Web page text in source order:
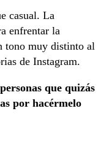
casual. La
enfrentar la
tono muy distinto al
de Instagram.
que quizás
por hacérmelo